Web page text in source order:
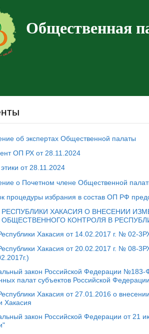
Общественная
об экспертах Общественной палаты
ОП РХ от 28.11.2024
от 28.11.2024
о Почетном члене Общественной
процедуры избрания в состав ОП РФ
ХАКАСИЯ О ВНЕСЕНИИ
КОНТРОЛЯ В
Хакасия от 14.02.2017 г. № 02-
Хакасия от 20.02.2017 г. № 08-
закон Российской Федерации №183-
палат субъектов Российской
Хакасия от 27.01.2016 о
Хакасия
закон Российской Федерации от 21